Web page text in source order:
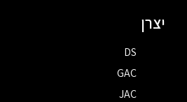
יצרן
DS
GAC
JAC